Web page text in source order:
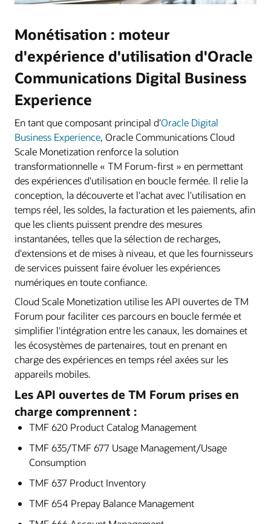
Monétisation : moteur
d'expérience d'utilisation d'Oracle
Communications Digital Business
Experience
En tant que composant principal d'Oracle Digital
Business Experience, Oracle Communications Cloud
Scale Monetization renforce la solution
transformationnelle « TM Forum-first » en permettant
des expériences d'utilisation en boucle fermée. Il relie la
conception, la découverte et l'achat avec l'utilisation en
temps réel, les soldes, la facturation et les paiements, afin
que les clients puissent prendre des mesures
instantanées, telles que la sélection de recharges,
d'extensions et de mises à niveau, et que les fournisseurs
de services puissent faire évoluer les expériences
numériques en toute confiance.
Cloud Scale Monetization utilise les API ouvertes de TM
Forum pour faciliter ces parcours en boucle fermée et
simplifier l'intégration entre les canaux, les domaines et
les écosystèmes de partenaires, tout en prenant en
charge des expériences en temps réel axées sur les
appareils mobiles.
Les API ouvertes de TM Forum prises en
charge comprennent :
TMF 620 Product Catalog Management
TMF 635/TMF 677 Usage Management/Usage
Consumption
TMF 637 Product Inventory
TMF 654 Prepay Balance Management